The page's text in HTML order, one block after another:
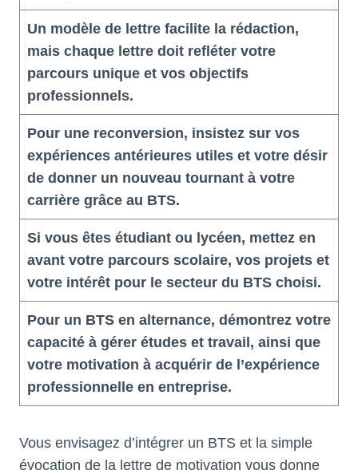
Un modèle de lettre facilite la rédaction,
mais chaque lettre doit refléter votre
parcours unique et vos objectifs
professionnels.
Pour une reconversion, insistez sur vos
expériences antérieures utiles et votre désir
de donner un nouveau tournant à votre
carrière grâce au BTS.
Si vous êtes étudiant ou lycéen, mettez en
avant votre parcours scolaire, vos projets et
votre intérêt pour le secteur du BTS choisi.
Pour un BTS en alternance, démontrez votre
capacité à gérer études et travail, ainsi que
votre motivation à acquérir de l’expérience
professionnelle en entreprise.
Vous envisagez d’intégrer un BTS et la simple
évocation de la lettre de motivation vous donne